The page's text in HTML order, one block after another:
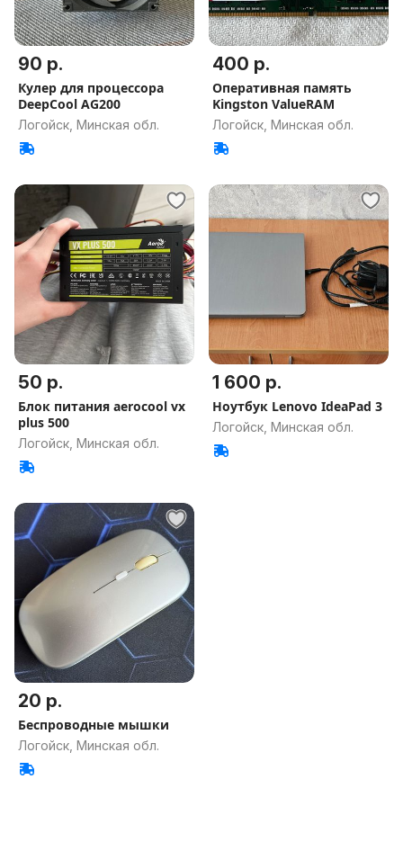
90 р.
Кулер для процессора
DeepCool AG200
Логойск, Минская обл.
400 р.
Оперативная память
Kingston ValueRAM
Логойск, Минская обл.
50 р.
Блок питания aerocool vx
plus 500
Логойск, Минская обл.
1 600 р.
Ноутбук Lenovo IdeaPad 3
Логойск, Минская обл.
20 р.
Беспроводные мышки
Логойск, Минская обл.